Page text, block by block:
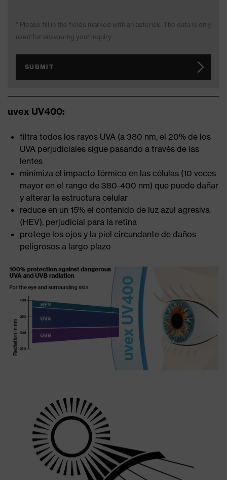
* Please fill in the fields marked with an asterisk. The data is only
used for answering your inquiry.
SUBMIT
uvex UV400:
filtra todos los rayos UVA (a 380 nm, el 20% de los
UVA perjudiciales sigue pasando a través de las
lentes
minimiza el impacto térmico en las células (10 veces
mayor en el rango de 380-400 nm) que puede dañar
y alterar la estructura celular
reduce en un 15% el contenido de luz azul agresiva
(HEV), perjudicial para la retina
protege los ojos y la piel circundante de daños
peligrosos a largo plazo